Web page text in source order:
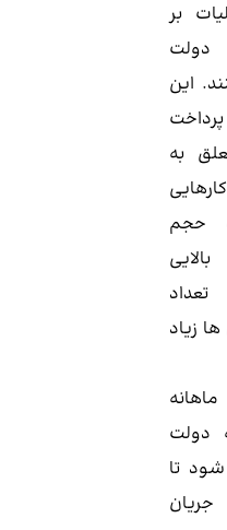
بر
دولت
این
به
حجم
زیاد
دولت
تا